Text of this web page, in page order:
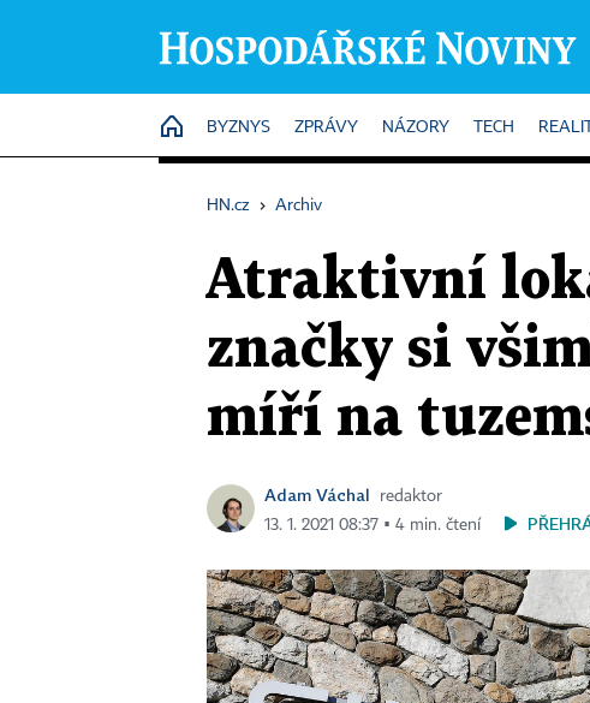
HOME
BYZNYS ZPRÁVY NÁZORY TECH
HN.cz › Archiv
Atraktivní
značky si
míří na
Adam Váchal
redaktor
13. 1. 2021 08:37 ▪ 4 min. čtení